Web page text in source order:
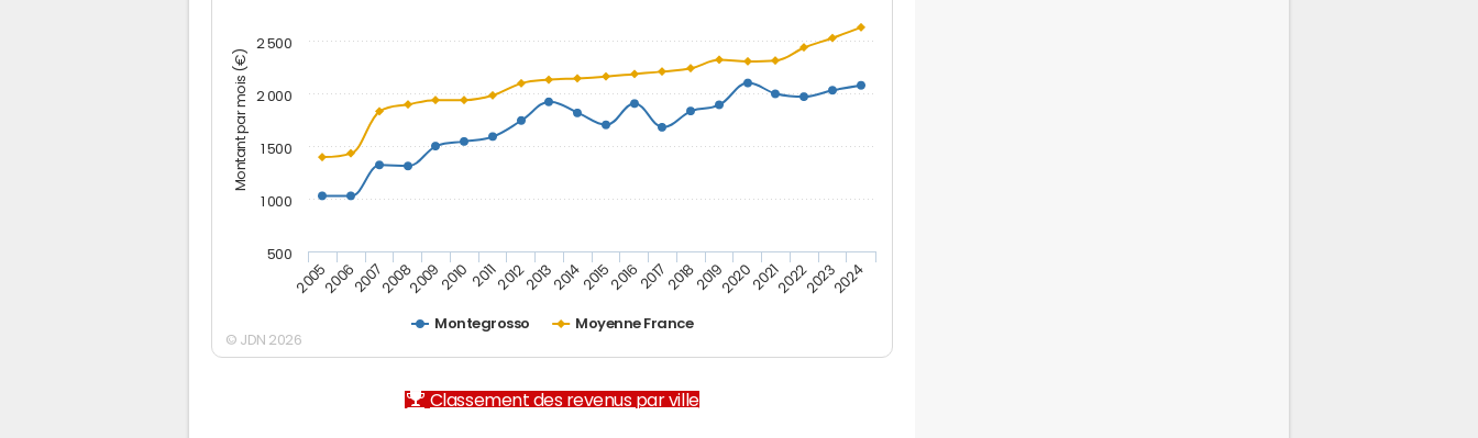
Montant par mois (€)
Montegrosso Moyenne France
200520062007200820092010 20112012201320142015201620172018201920202021202220232024
500
1 000
1 500
2 000
2 500
© JDN 2026
Classement des revenus par ville